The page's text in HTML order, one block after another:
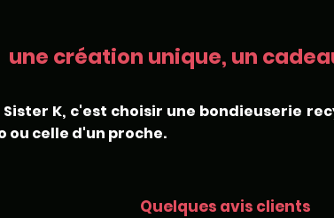
une création unique, un
K, c'est choisir une bondieuserie
celle d'un proche.
Quelques avis clients